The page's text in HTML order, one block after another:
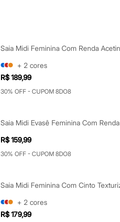
+ 2 cores
R$ 189,99
30% OFF - CUPOM 8DO8
R$ 159,99
30% OFF - CUPOM 8DO8
+ 2 cores
R$ 179,99